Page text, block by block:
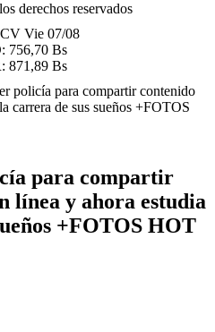
derechos reservados
Vie 07/08
756,70 Bs
871,89 Bs
policía para compartir contenido
carrera de sus sueños +FOTOS
para compartir
línea y ahora estudia
+FOTOS HOT